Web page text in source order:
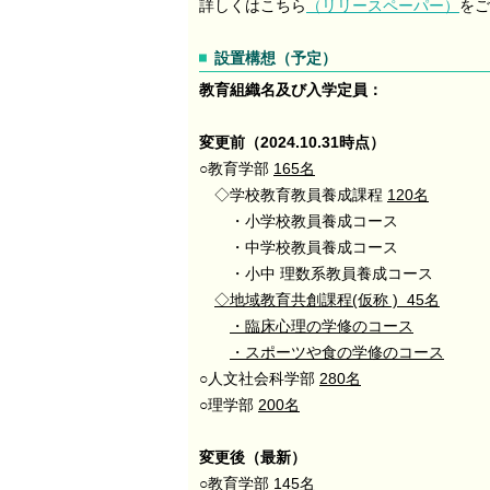
詳しくはこちら （リリースペーパー） を
設置構想（予定）
教育組織名及び入学定員：
変更前（2024.10.31時点）
○教育学部 165名
◇学校教育教員養成課程 120名
・小学校教員養成コース
・中学校教員養成コース
・小中 理数系教員養成コース
◇地域教育共創課程(仮称 ) 45名
・臨床心理の学修のコース
・スポーツや食の学修のコース
○人文社会科学部 280名
○理学部 200名
変更後（最新）
○教育学部 145名